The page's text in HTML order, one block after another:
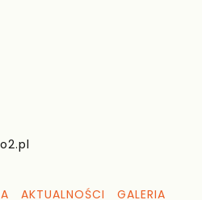
AKTUALNOŚCI GALERIA